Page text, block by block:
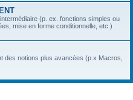
e
(p. ex. fonctions simples ou
mise en forme conditionnelle, etc.)
des notions plus avancées (p.x Macros,